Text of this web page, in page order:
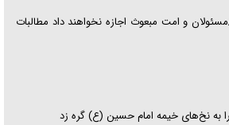
و امت مبعوث اجازه نخواهند داد مطالبات
به نخ‌های خیمه امام حسین (ع) گره زد